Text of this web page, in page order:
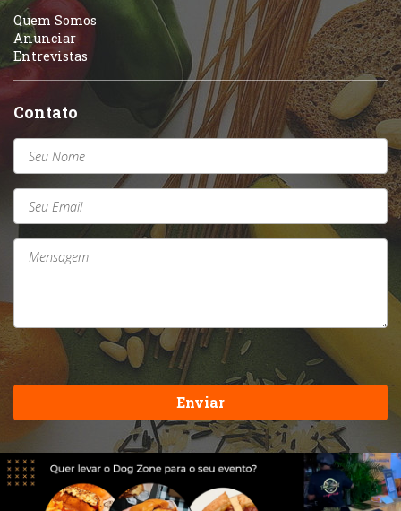
Quem Somos
Anunciar
Entrevistas
Contato
Enviar